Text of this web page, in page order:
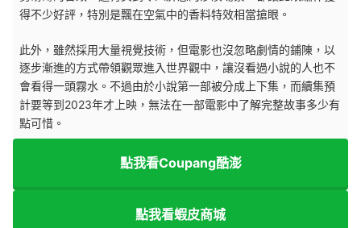
得不少好評，特別是飄在空氣中的香料特效相當搶眼。
此外，雖然採用大量視覺技術，但電影也沒忽略劇情的鋪陳，以
逐步漸進的方式帶領觀眾進入世界觀中，讓沒看過小說的人也不
會看得一頭霧水。 不過由於小說第一部被分成上下集，而續集預
計要等到2023年才上映，無法在一部電影中了解完整故事多少有
點可惜。
點我看Coupang酷澎
點我看蝦皮商城